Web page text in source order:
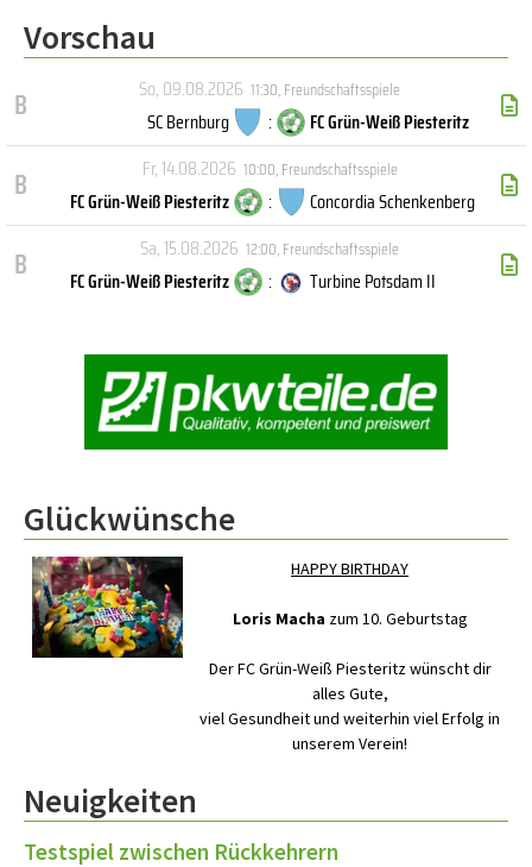
Vorschau
B So, 09.08.2026 11:30,Freundschaftsspiele
SC Bernburg : FC Grün-Weiß Piesteritz
B Fr, 14.08.2026 10:00,Freundschaftsspiele
FC Grün-Weiß Piesteritz : Concordia Schenkenberg
B Sa, 15.08.2026 12:00,Freundschaftsspiele
FC Grün-Weiß Piesteritz : Turbine Potsdam II
Glückwünsche
HAPPY BIRTHDAY
Loris Macha zum 10. Geburtstag
Der FC Grün-Weiß Piesteritz wünscht dir
alles Gute,
viel Gesundheit und weiterhin viel Erfolg in
unserem Verein!
Neuigkeiten
Testspiel zwischen Rückkehrern